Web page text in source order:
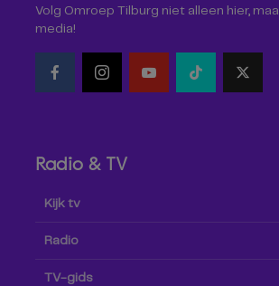
Volg Omroep Tilburg niet alleen hier,
media!
Radio & TV
Kijk tv
Radio
TV-gids